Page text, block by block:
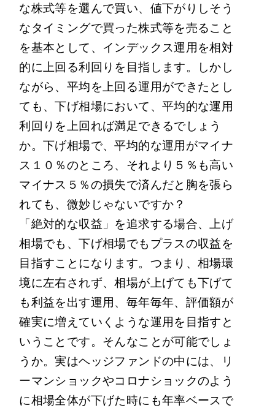
な株式等を選んで買い、値下がりしそう
なタイミングで買った株式等を売ること
を基本として、インデックス運用を相対
的に上回る利回りを目指します。しかし
ながら、平均を上回る運用ができたとし
ても、下げ相場において、平均的な運用
利回りを上回れば満足できるでしょう
か。下げ相場で、平均的な運用がマイナ
ス１０％のところ、それより５％も高い
マイナス５％の損失で済んだと胸を張ら
れても、微妙じゃないですか？
「絶対的な収益」を追求する場合、上げ
相場でも、下げ相場でもプラスの収益を
目指すことになります。つまり、相場環
境に左右されず、相場が上げても下げて
も利益を出す運用、毎年毎年、評価額が
確実に増えていくような運用を目指すと
いうことです。そんなことが可能でしょ
うか。実はヘッジファンドの中には、リ
ーマンショックやコロナショックのよう
に相場全体が下げた時にも年率ベースで